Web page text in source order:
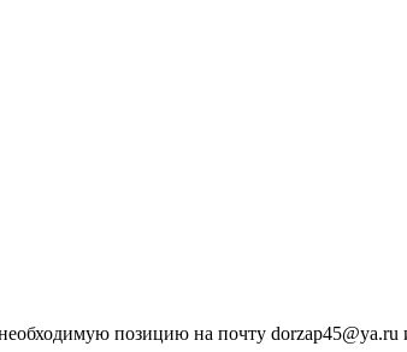
позицию на почту dorzap45@ya.ru